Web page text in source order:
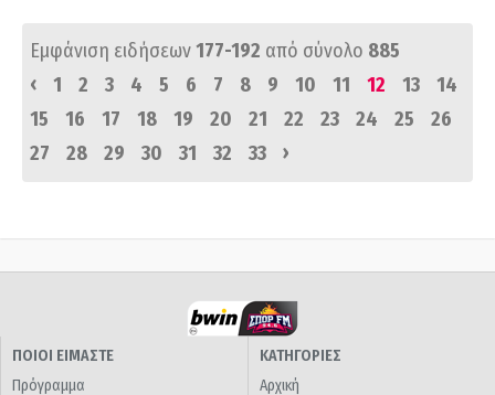
Εμφάνιση ειδήσεων177-192 από σύνολο 885
‹
1 2 3 4 5 6 7 8 9 10 11 12 13
14
15
16 17 18 19 20 21 22 23 24 25
26
27
28 29 30 31 32 33 ›
ΠΟΙΟΙ ΕΙΜΑΣΤΕ
Πρόγραμμα
ΚΑΤΗΓΟΡΙΕΣ
Αρχική